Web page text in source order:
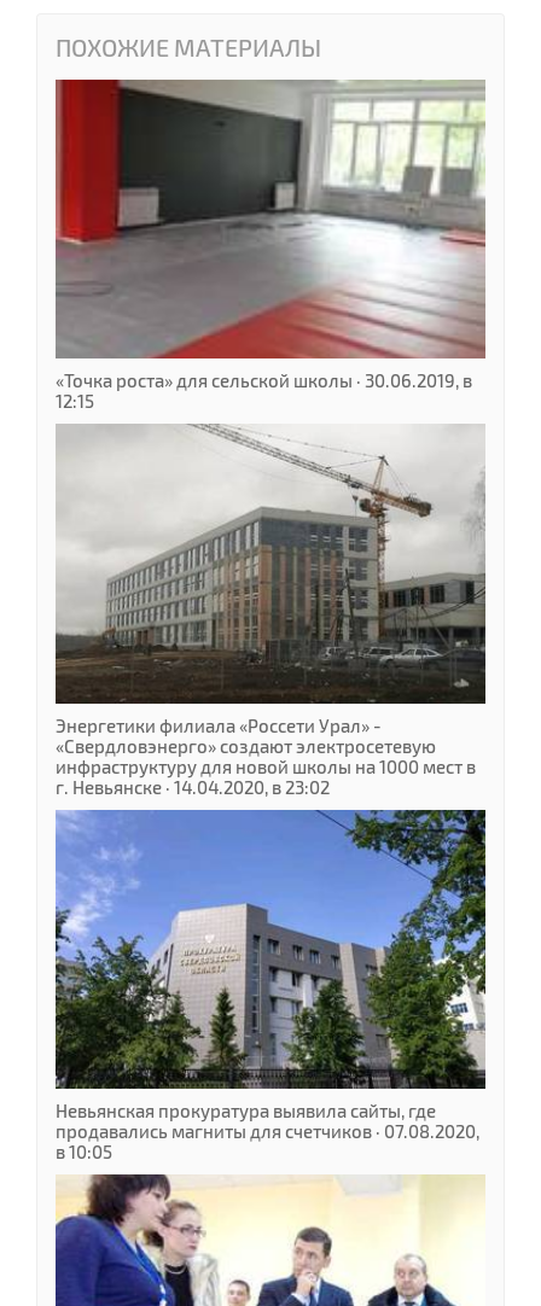
ПОХОЖИЕ МАТЕРИАЛЫ
«Точка роста» для сельской школы · 30.06.2019, в
12:15
Энергетики филиала «Россети Урал» -
«Свердловэнерго» создают электросетевую
инфраструктуру для новой школы на 1000 мест в
г. Невьянске · 14.04.2020, в 23:02
Невьянская прокуратура выявила сайты, где
продавались магниты для счетчиков · 07.08.2020,
в 10:05